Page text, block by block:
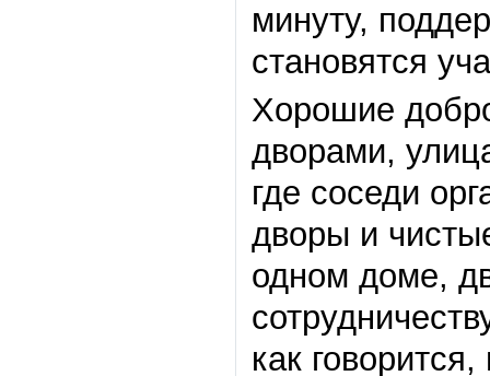
минуту,
становятся
Хорошие
дворами,
где соседи
дворы и
одном доме,
как